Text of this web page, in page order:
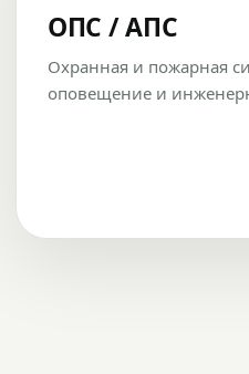
ОПС / АПС
Охранная и пожарная
оповещение и